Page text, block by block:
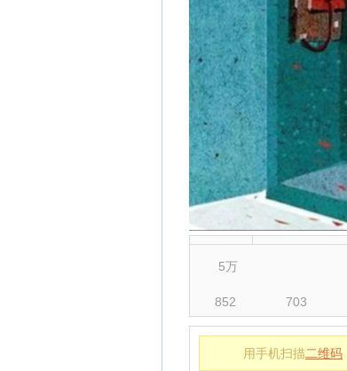
5万
852 703
用手机扫描二维码